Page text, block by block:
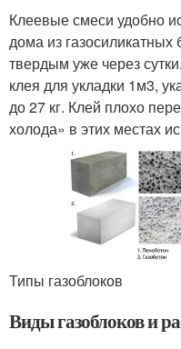
Клеевые смеси удобно
дома из газосиликатных
твердым уже через
клея для укладки 1м3,
до 27 кг. Клей плохо
холода» в этих местах
Типы газоблоков
Виды газоблоков и